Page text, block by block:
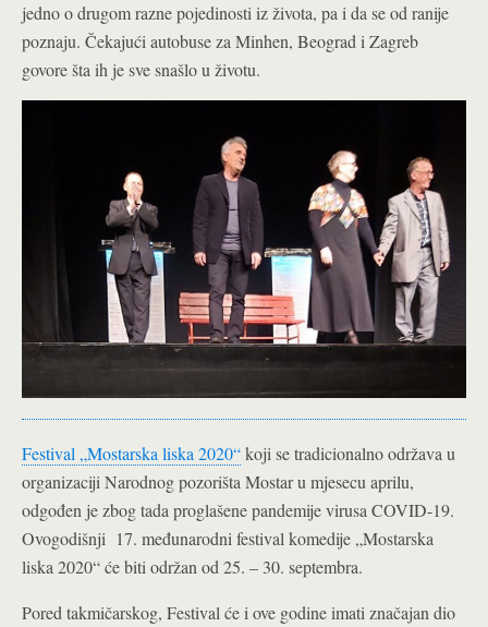
jedno o drugom razne pojedinosti iz života, pa i da se od ranije
poznaju. Čekajući autobuse za Minhen, Beograd i Zagreb
govore šta ih je sve snašlo u životu.
Festival „Mostarska liska 2020“koji se tradicionalno održava u
organizaciji Narodnog pozorišta Mostar u mjesecu aprilu,
odgođen je zbog tada proglašene pandemije virusa COVID-19.
Ovogodišnji 17. međunarodni festival komedije „Mostarska
liska 2020“ će biti održan od 25. – 30. septembra.
Pored takmičarskog, Festival će i ove godine imati značajan dio